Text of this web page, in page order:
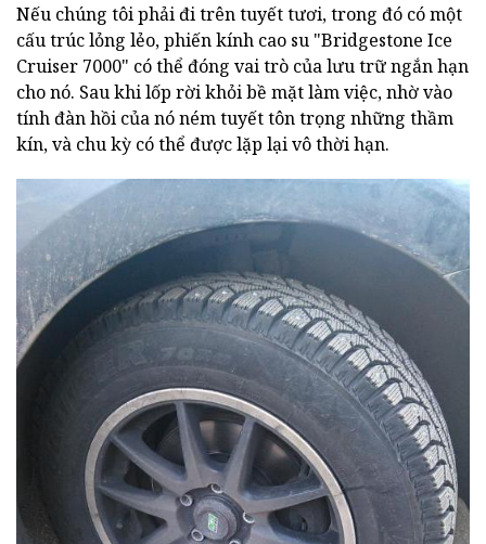
Nếu chúng tôi phải đi trên tuyết tươi, trong đó có một
cấu trúc lỏng lẻo, phiến kính cao su "Bridgestone Ice
Cruiser 7000" có thể đóng vai trò của lưu trữ ngắn hạn
cho nó. Sau khi lốp rời khỏi bề mặt làm việc, nhờ vào
tính đàn hồi của nó ném tuyết tôn trọng những thầm
kín, và chu kỳ có thể được lặp lại vô thời hạn.